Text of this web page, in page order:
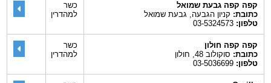
קפה קפה גבעת שמואל
כתובת:קניון הגבעה, גבעת שמואל
טלפון:03-5324573
כשר
למהדרין
קפה קפה חולון
כתובת:סוקולוב 48, חולון
טלפון:03-5036699
כשר
למהדרין